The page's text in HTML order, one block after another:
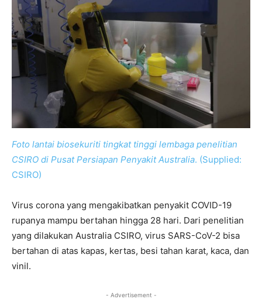
Foto lantai biosekuriti tingkat tinggi lembaga penelitian
CSIRO di Pusat Persiapan Penyakit Australia. (Supplied:
CSIRO)
Virus corona yang mengakibatkan penyakit COVID-19
rupanya mampu bertahan hingga 28 hari. Dari penelitian
yang dilakukan Australia CSIRO, virus SARS-CoV-2 bisa
bertahan di atas kapas, kertas, besi tahan karat, kaca, dan
vinil.
- Advertisement -